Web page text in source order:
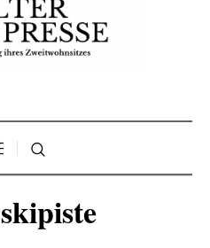
skipiste